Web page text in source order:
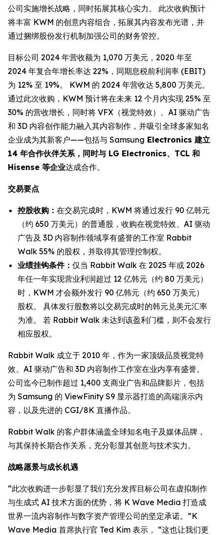
公司实施增长战略，同时拓展其核心实力。 此次收购预计
将丰富 KWM 的创意内容组合，拓展其内容发布光谱，并
通过捆绑股份发行机制加强公司的财务管控。
目标公司 2024 年营收额为 1,070 万美元，2020 年至
2024 年复合年增长率达 22%，同期息税前利润率 (EBIT)
为 12% 至 19%。 KWM 的 2024 年营收达 5,800 万美元。
通过此次收购，KWM 预计将在未来 12 个月内实现 25% 至
30% 的营收增长，同时将 VFX（视觉特效）、AI 驱动广告
和 3D 内容创作能力融入其内容制作，并吸引全球多家知名
企业成为其新客户——包括与 Samsung Electronics 建立
14 年合作伙伴关系，同时与 LG Electronics、TCL 和
Hisense 等企业达成合作。
交易要点
控股收购： 在交易完成时，KWM 将通过发行 90 亿韩元
（约 650 万美元）的普通股，收购在视觉特效、AI 驱动
广告及 3D 内容制作领域享有盛誉的工作室 Rabbit
Walk 55% 的股权，并取得其管理控制权。
业绩挂钩条件： 仅当 Rabbit Walk 在 2025 年或 2026
年任一年实现营业利润超过 12 亿韩元（约 80 万美元）
时，KWM 才会额外发行 90 亿韩元（约 650 万美元）
股权。 具体发行股数将以交易完成时的韩元兑美元汇率
为准。 若 Rabbit Walk 未达到该盈利门槛，则不会发行
相应股权。
Rabbit Walk 成立于 2010 年，作为一家顶级品质视觉特
效、AI 驱动广告和 3D 内容制作工作室在业内享有盛誉。
公司迄今已制作超过 1,400 支商业广告和品牌影片，包括
为 Samsung 的 ViewFinity S9 显示器打造的高端演示内
容，以及先进的 CGI/8K 直播作品。
Rabbit Walk 的客户群体涵盖全球知名电子及媒体品牌，
与其保持长期合作关系，充分彰显其创意与技术实力。
战略愿景与成长机遇
“此次收购进一步彰显了我们充分发挥目标公司在虚拟制作
与生成式 AI 技术方面的优势，将 K Wave Media 打造成
世界一流内容制作与数字资产管理公司的坚定承诺。”K
Wave Media 首席执行官 Ted Kim 表示， “这也让我们更